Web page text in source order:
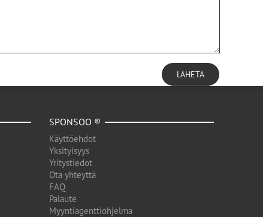
LÄHETÄ
SPONSOO ®
Käyttöehdot
Yksityisyys
Yritystiedot
Ota yhteyttä
FAQ
Palaute
Myyntiagenttiohjelma